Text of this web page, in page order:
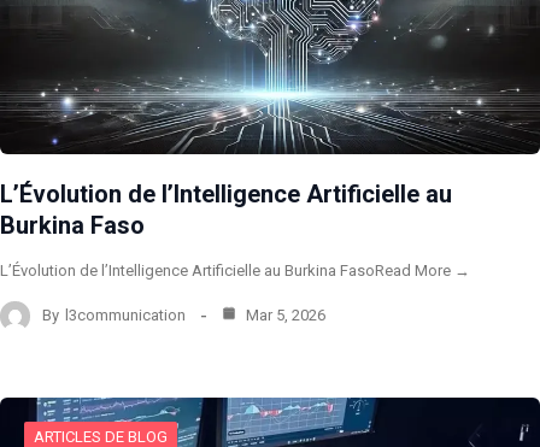
L’Évolution de l’Intelligence Artificielle au
Burkina Faso
L’Évolution de l’Intelligence Artificielle au Burkina FasoRead More →
By l3communication Mar 5, 2026
ARTICLES DE BLOG